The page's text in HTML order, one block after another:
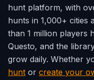
hunt platform, with
hunts in 1,000+ cities
than 1 million players
Questo, and the
grow daily. Whether
hunt or create your